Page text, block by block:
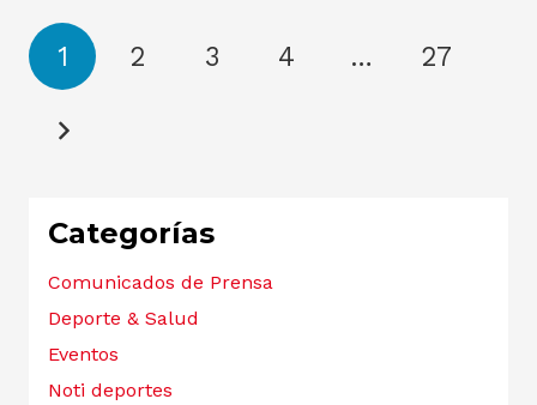
1 2 3 4 … 27
Categorías
Comunicados de Prensa
Deporte & Salud
Eventos
Noti deportes